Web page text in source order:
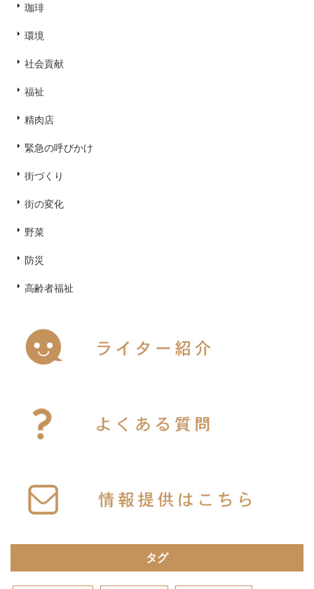
珈琲
環境
社会貢献
福祉
精肉店
緊急の呼びかけ
街づくり
街の変化
野菜
防災
高齢者福祉
タグ